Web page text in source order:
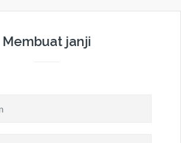
Membuat janji